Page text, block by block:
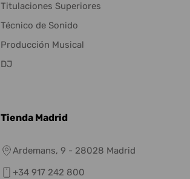
Titulaciones Superiores
Técnico de Sonido
Producción Musical
DJ
Tienda Madrid
Ardemans, 9 - 28028 Madrid
+34 917 242 800